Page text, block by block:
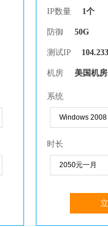
IP数量 1个
防御 50G
测试IP
机房 美国机房
系统
时长